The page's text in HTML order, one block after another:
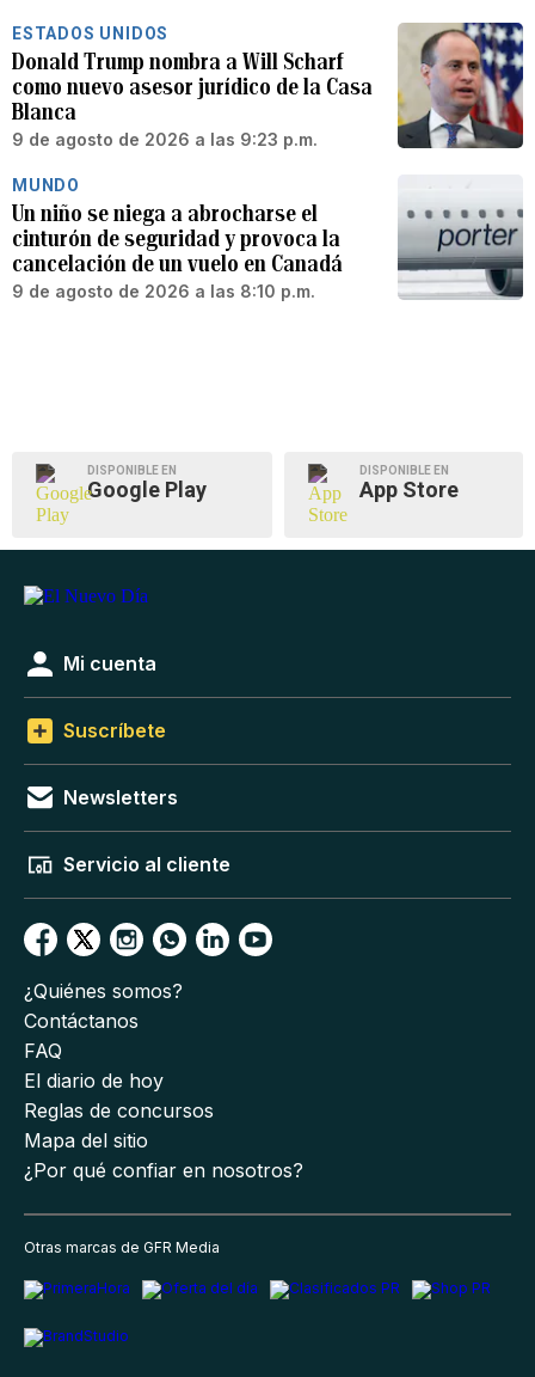
ESTADOS UNIDOS
Donald Trump nombra a Will Scharf
como nuevo asesor jurídico de la Casa
Blanca
9 de agosto de 2026 a las 9:23 p.m.
MUNDO
Un niño se niega a abrocharse el
cinturón de seguridad y provoca la
cancelación de un vuelo en Canadá
9 de agosto de 2026 a las 8:10 p.m.
DISPONIBLE EN
Google Play
DISPONIBLE EN
App Store
Mi cuenta
Suscríbete
Newsletters
Servicio al cliente
¿Quiénes somos?
Contáctanos
FAQ
El diario de hoy
Reglas de concursos
Mapa del sitio
¿Por qué confiar en nosotros?
Otras marcas de GFR Media